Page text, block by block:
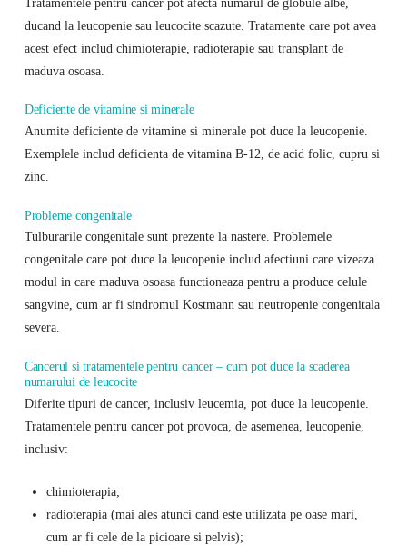
ducand la leucopenie sau leucocite scazute. Tratamente care pot avea
acest efect includ chimioterapie, radioterapie sau transplant de
maduva osoasa.
Deficiente de vitamine si minerale
Anumite deficiente de vitamine si minerale pot duce la leucopenie.
Exemplele includ deficienta de vitamina B-12, de acid folic, cupru si
zinc.
Probleme congenitale
Tulburarile congenitale sunt prezente la nastere. Problemele
congenitale care pot duce la leucopenie includ afectiuni care vizeaza
modul in care maduva osoasa functioneaza pentru a produce celule
sangvine, cum ar fi sindromul Kostmann sau neutropenie congenitala
severa.
Cancerul si tratamentele pentru cancer – cum pot duce la scaderea
numarului de leucocite
Diferite tipuri de cancer, inclusiv leucemia, pot duce la leucopenie.
Tratamentele pentru cancer pot provoca, de asemenea, leucopenie,
inclusiv:
chimioterapia;
radioterapia (mai ales atunci cand este utilizata pe oase mari,
cum ar fi cele de la picioare si pelvis);